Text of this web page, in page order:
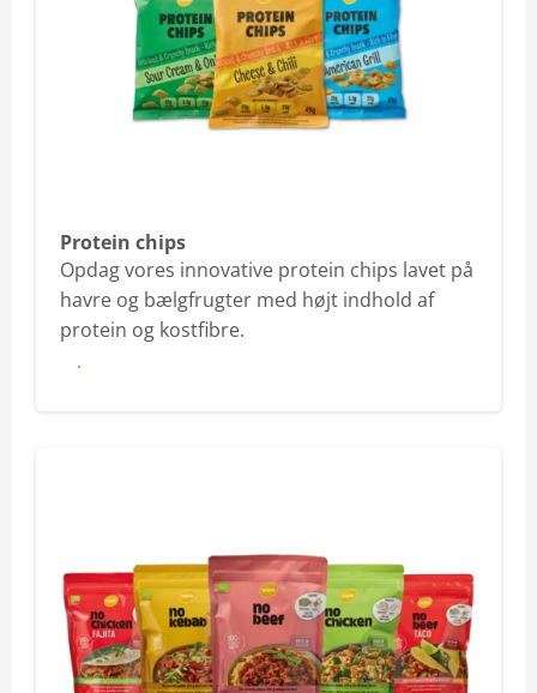
Protein chips
Opdag vores innovative protein chips lavet på
havre og bælgfrugter med højt indhold af
protein og kostfibre.
Se mere
Olie & mayonnaise
Bælgfrugter & frø
No & Chips